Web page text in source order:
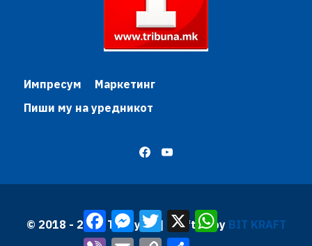
Импресум
Маркетинг
Пиши му на уредникот
© 2018 - 2026 Трибуна | Krafted by BIT KRAFT
FacebookMessenger
TwitterX
Viber
Email Copy